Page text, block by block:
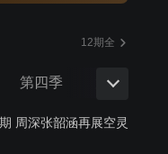
12期全
第四季 第五季
周深张韶涵再展空灵